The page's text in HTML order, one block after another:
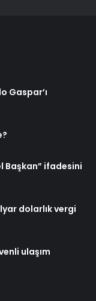
Gaspar’ı
Başkan” ifadesini
dolarlık vergi
ulaşım